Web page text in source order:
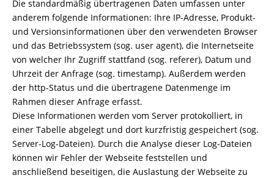
Die standardmäßig übertragenen Daten umfassen unter
anderem folgende Informationen: Ihre IP-Adresse, Produkt-
und Versionsinformationen über den verwendeten Browser
und das Betriebssystem (sog. user agent), die Internetseite
von welcher Ihr Zugriff stattfand (sog. referer), Datum und
Uhrzeit der Anfrage (sog. timestamp). Außerdem werden
der http-Status und die übertragene Datenmenge im
Rahmen dieser Anfrage erfasst.
Diese Informationen werden vom Server protokolliert, in
einer Tabelle abgelegt und dort kurzfristig gespeichert (sog.
Server-Log-Dateien). Durch die Analyse dieser Log-Dateien
können wir Fehler der Webseite feststellen und
anschließend beseitigen, die Auslastung der Webseite zu